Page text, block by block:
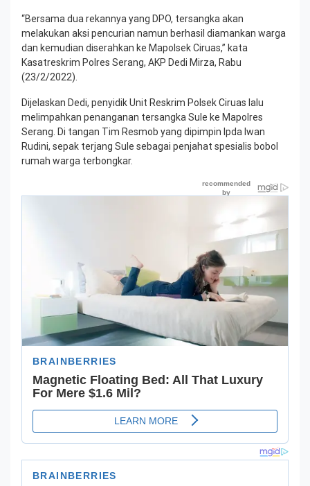
“Bersama dua rekannya yang DPO, tersangka akan
melakukan aksi pencurian namun berhasil diamankan warga
dan kemudian diserahkan ke Mapolsek Ciruas,” kata
Kasatreskrim Polres Serang, AKP Dedi Mirza, Rabu
(23/2/2022).
Dijelaskan Dedi, penyidik Unit Reskrim Polsek Ciruas lalu
melimpahkan penanganan tersangka Sule ke Mapolres
Serang. Di tangan Tim Resmob yang dipimpin Ipda Iwan
Rudini, sepak terjang Sule sebagai penjahat spesialis bobol
rumah warga terbongkar.